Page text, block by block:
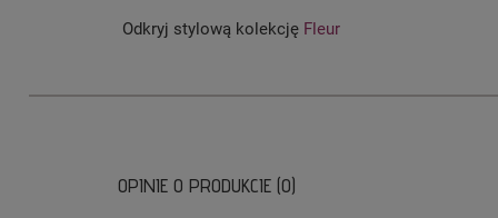
Odkryj stylową kolekcję Fleur
OPINIE O PRODUKCIE (0)